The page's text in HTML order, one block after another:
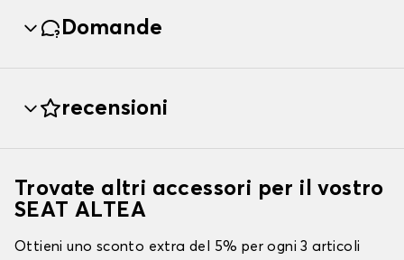
Domande
recensioni
Trovate altri accessori per il vostro
SEAT ALTEA
Ottieni uno sconto extra del 5% per ogni 3 articoli